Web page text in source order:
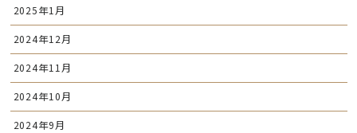
2025年1月
2024年12月
2024年11月
2024年10月
2024年9月